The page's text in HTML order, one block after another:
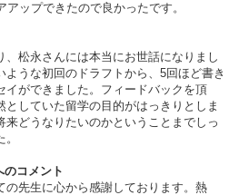
ップできたので良かったです。
、松永さんには本当にお世話になりまし
うな初回のドラフトから、5回ほど書き
イができました。フィードバックを頂
としていた留学の目的がはっきりとしま
来どうなりたいのかということまでしっ
コメント
の先生に心から感謝しております。熱